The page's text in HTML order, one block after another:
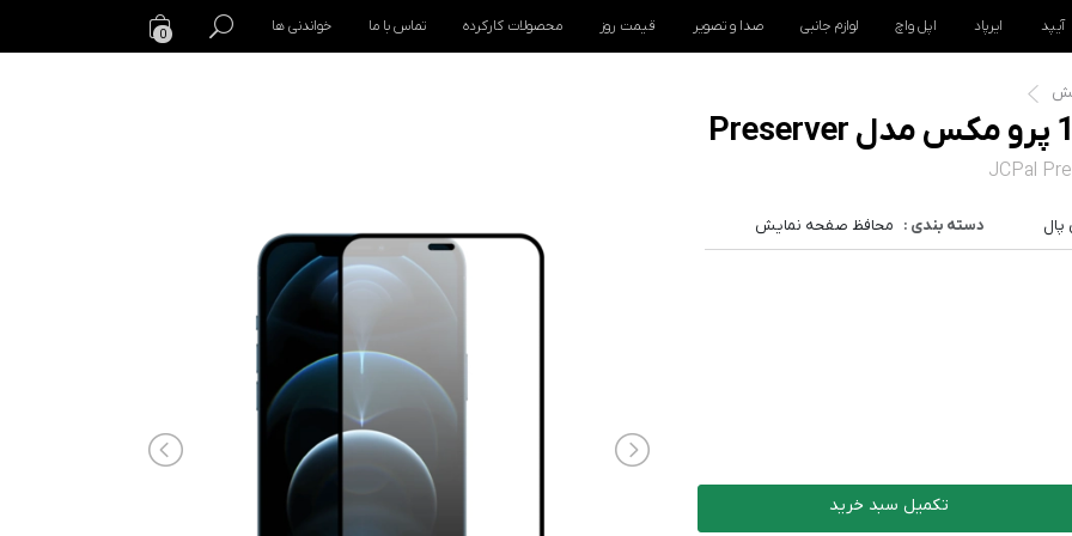
آیپد ایرپاد اپل واچ لوازم جانبی صدا و تصویر قیمت روز محصولات کارکرده تماس با ما خواندنی ها 0
JCPal
دسته بندی : محافظ صفحه نمایش
تکمیل سبد خرید